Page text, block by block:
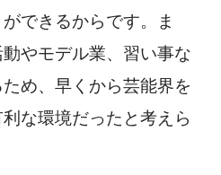
できるからです。ま
やモデル業、習い事な
め、早くから芸能界を
な環境だったと考えら